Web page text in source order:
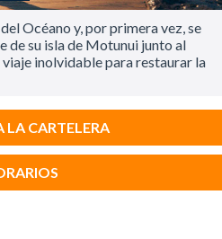
Océano y, por primera vez, se
de su isla de Motunui junto al
inolvidable para restaurar la
LA CARTELERA